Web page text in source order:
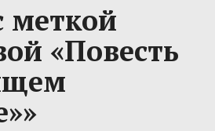
меткой
«Повесть